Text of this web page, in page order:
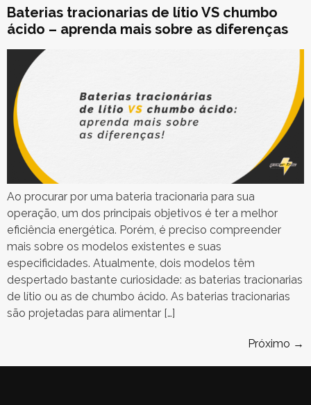
Baterias tracionarias de lítio VS chumbo
ácido – aprenda mais sobre as diferenças
Ao procurar por uma bateria tracionaria para sua
operação, um dos principais objetivos é ter a melhor
eficiência energética. Porém, é preciso compreender
mais sobre os modelos existentes e suas
especificidades. Atualmente, dois modelos têm
despertado bastante curiosidade: as baterias tracionarias
de lítio ou as de chumbo ácido. As baterias tracionarias
são projetadas para alimentar […]
Próximo →